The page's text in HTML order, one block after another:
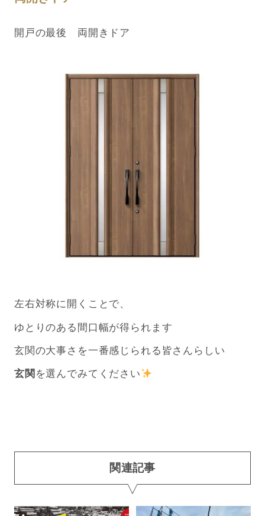
開戸の最後 両開きドア
左右対称に開くことで、
ゆとりのある間口幅が得られます
玄関の大事さを一番感じられる皆さんらしい
玄関 を選んでみてください
関連記事